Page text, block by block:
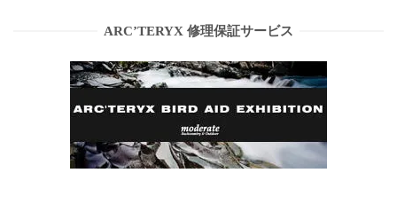
ARC’TERYX 修理保証サービス